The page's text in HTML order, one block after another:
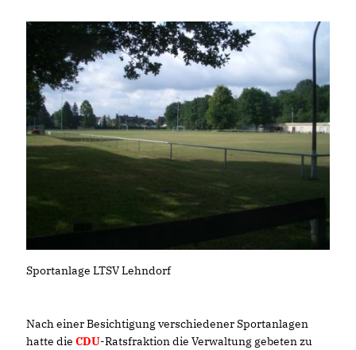
Sportanlage LTSV Lehndorf
Nach einer Besichtigung verschiedener Sportanlagen
hatte die CDU-Ratsfraktion die Verwaltung gebeten zu